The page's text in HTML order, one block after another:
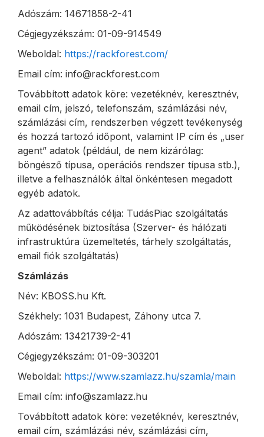
Adószám: 14671858-2-41
Cégjegyzékszám: 01-09-914549
Weboldal: https://rackforest.com/
Email cím: info@rackforest.com
Továbbított adatok köre: vezetéknév, keresztnév,
email cím, jelszó, telefonszám, számlázási név,
számlázási cím, rendszerben végzett tevékenység
és hozzá tartozó időpont, valamint IP cím és „user
agent” adatok (például, de nem kizárólag:
böngésző típusa, operációs rendszer típusa stb.),
illetve a felhasználók által önkéntesen megadott
egyéb adatok.
Az adattovábbítás célja: TudásPiac szolgáltatás
működésének biztosítása (Szerver- és hálózati
infrastruktúra üzemeltetés, tárhely szolgáltatás,
email fiók szolgáltatás)
Számlázás
Név: KBOSS.hu Kft.
Székhely: 1031 Budapest, Záhony utca 7.
Adószám: 13421739-2-41
Cégjegyzékszám: 01-09-303201
Weboldal: https://www.szamlazz.hu/szamla/main
Email cím: info@szamlazz.hu
Továbbított adatok köre: vezetéknév, keresztnév,
email cím, számlázási név, számlázási cím,